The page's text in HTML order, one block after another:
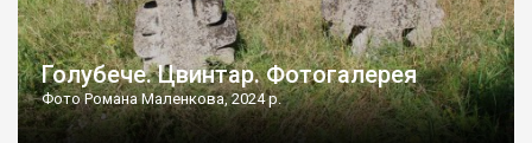
Голубече. Цвинтар. Фотогалерея
Фото Романа Маленкова, 2024 р.